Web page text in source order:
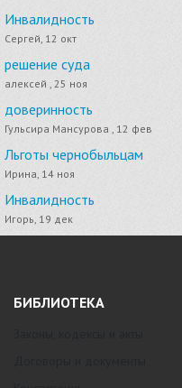
Инвалидность
Сергей, 12 окт
решение суда
алексей , 25 ноя
доверинность
Гульсира Мансурова , 12 фев
Льготы чернобыльцам
Ирина, 14 ноя
Инвалидность
Игорь, 19 дек
БИБЛИОТЕКА